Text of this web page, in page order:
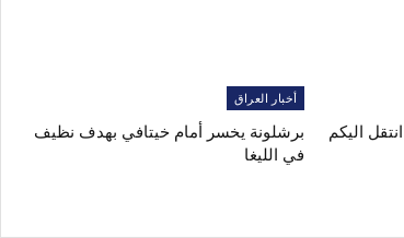
اليكم
أخبار العراق
برشلونة يخسر أمام خيتافي بهدف نظيف
في الليغا